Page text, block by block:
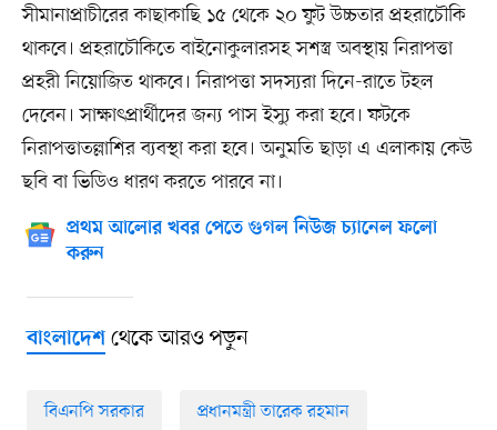
সীমানাপ্রাচীরের কাছাকাছি ১৫ থেকে ২০ ফুট উচ্চতার প্রহরাচৌকি
থাকবে। প্রহরাচৌকিতে বাইনোকুলারসহ সশস্ত্র অবস্থায় নিরাপত্তা
প্রহরী নিয়োজিত থাকবে। নিরাপত্তা সদস্যরা দিনে-রাতে টহল
দেবেন। সাক্ষাৎপ্রার্থীদের জন্য পাস ইস্যু করা হবে। ফটকে
নিরাপত্তাতল্লাশির ব্যবস্থা করা হবে। অনুমতি ছাড়া এ এলাকায় কেউ
ছবি বা ভিডিও ধারণ করতে পারবে না।
প্রথম আলোর খবর পেতে গুগল নিউজ চ্যানেল ফলো
করুন
বাংলাদেশথেকে আরও পড়ুন
বিএনপি সরকার প্রধানমন্ত্রী তারেক রহমান